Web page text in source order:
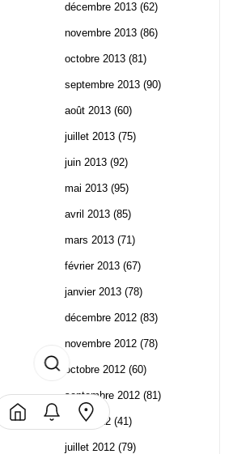
décembre 2013 (62)
novembre 2013 (86)
octobre 2013 (81)
septembre 2013 (90)
août 2013 (60)
juillet 2013 (75)
juin 2013 (92)
mai 2013 (95)
avril 2013 (85)
mars 2013 (71)
février 2013 (67)
janvier 2013 (78)
décembre 2012 (83)
novembre 2012 (78)
octobre 2012 (60)
septembre 2012 (81)
août 2012 (41)
juillet 2012 (79)